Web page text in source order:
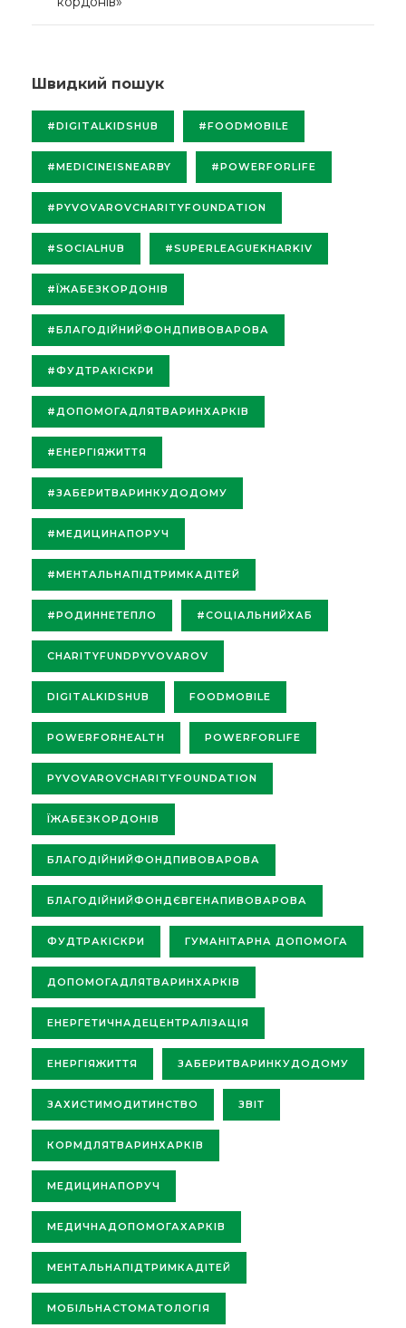
Швидкий пошук
#DIGITALKIDSHUB #FOODMOBILE
#MEDICINEISNEARBY #POWERFORLIFE
#PYVOVAROVCHARITYFOUNDATION
#SOCIALHUB #SUPERLEAGUEKHARKIV
#ЇЖАБЕЗКОРДОНІВ
#БЛАГОДІЙНИЙФОНДПИВОВАРОВА
#ФУДТРАКІСКРИ
#ДОПОМОГАДЛЯТВАРИНХАРКІВ
#ЕНЕРГІЯЖИТТЯ
#ЗАБЕРИТВАРИНКУДОДОМУ
#МЕДИЦИНАПОРУЧ
#МЕНТАЛЬНАПІДТРИМКАДІТЕЙ
#РОДИННЕТЕПЛО #СОЦІАЛЬНИЙХАБ
CHARITYFUNDPYVOVAROV
DIGITALKIDSHUB FOODMOBILE
POWERFORHEALTH POWERFORLIFE
PYVOVAROVCHARITYFOUNDATION
ЇЖАБЕЗКОРДОНІВ
БЛАГОДІЙНИЙФОНДПИВОВАРОВА
БЛАГОДІЙНИЙФОНДЄВГЕНАПИВОВАРОВА
ФУДТРАКІСКРИ ГУМАНІТАРНА ДОПОМОГА
ДОПОМОГАДЛЯТВАРИНХАРКІВ
ЕНЕРГЕТИЧНАДЕЦЕНТРАЛІЗАЦІЯ
ЕНЕРГІЯЖИТТЯ ЗАБЕРИТВАРИНКУДОДОМУ
ЗАХИСТИМОДИТИНСТВО ЗВІТ
КОРМДЛЯТВАРИНХАРКІВ
МЕДИЦИНАПОРУЧ
МЕДИЧНАДОПОМОГАХАРКІВ
МЕНТАЛЬНАПІДТРИМКАДІТЕЙ
МОБІЛЬНАСТОМАТОЛОГІЯ